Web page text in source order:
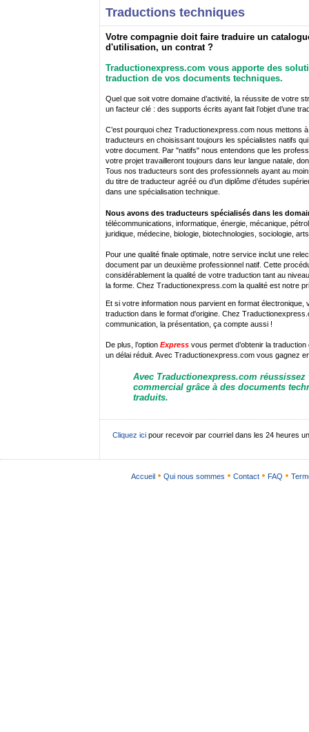
Traductions techniques
Votre compagnie doit faire traduire un
d'utilisation, un contrat ?
Traductionexpress.com vous apporte des
traduction de vos documents techniques.
Quel que soit votre domaine d’activité, la réussite de votre
un facteur clé : des supports écrits ayant fait l’objet d’une
C’est pourquoi chez Traductionexpress.com nous mettons
traducteurs en choisissant toujours les spécialistes natifs
votre document. Par "natifs" nous entendons que les
votre projet travailleront toujours dans leur langue natale,
Tous nos traducteurs sont des professionnels ayant au
du titre de traducteur agréé ou d’un diplôme d’études
dans une spécialisation technique.
Nous avons des traducteurs spécialisés dans les
télécommunications, informatique, énergie, mécanique,
juridique, médecine, biologie, biotechnologies, sociologie,
Pour une qualité finale optimale, notre service inclut une
document par un deuxième professionnel natif. Cette
considérablement la qualité de votre traduction tant au
la forme. Chez Traductionexpress.com la qualité est notre
Et si votre information nous parvient en format
traduction dans le format d'origine. Chez
communication, la présentation, ça compte aussi !
De plus, l’option Express vous permet d’obtenir la
un délai réduit. Avec Traductionexpress.com vous gagnez
Avec Traductionexpress.com
commercial grâce à des documents
traduits.
Cliquez ici pour recevoir par courriel dans les 24 heures
Accueil Qui nous sommes Contact FAQ